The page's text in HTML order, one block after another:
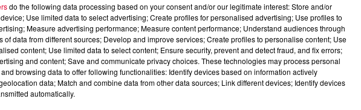
juillet 2024
et sur l’Application FG (IOShttps://urlz.fr/hhZxGoogle Play MIX : TOOLROOM
do the following data processing based on your consent and/or our legitimate interest: Store and/or
Use limited data to select advertising; Create profiles for personalised advertising; Use profiles to
Measure advertising performance; Measure content performance; Understand audiences through
of data from different sources; Develop and improve services; Create profiles to personalise content; Use
content; Use limited data to select content; Ensure security, prevent and detect fraud, and fix errors;
and content; Save and communicate privacy choices. These technologies may process personal
browsing data to offer following functionalities: Identify devices based on information actively
data; Match and combine data from other data sources; Link different devices; Identify devices
automatically.